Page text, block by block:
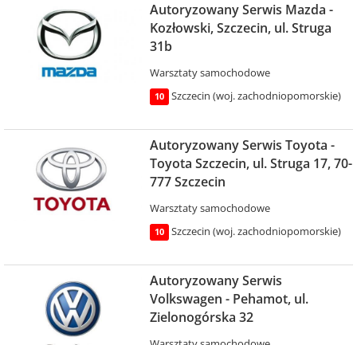
Autoryzowany Serwis Mazda -
Kozłowski, Szczecin, ul. Struga
31b
Warsztaty samochodowe
10 Szczecin (woj. zachodniopomorskie)
Autoryzowany Serwis Toyota -
Toyota Szczecin, ul. Struga 17, 70-
777 Szczecin
Warsztaty samochodowe
10 Szczecin (woj. zachodniopomorskie)
Autoryzowany Serwis
Volkswagen - Pehamot, ul.
Zielonogórska 32